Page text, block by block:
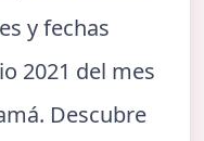
y fechas
2021 del mes
Descubre